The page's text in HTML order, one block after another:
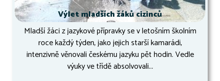
Výlet mladších žáků cizinců
Mladší žáci z jazykové přípravky se v letošním školním
roce každý týden, jako jejich starší kamarádi,
intenzivně věnovali českému jazyku pět hodin. Vedle
výuky ve třídě absolvovali...